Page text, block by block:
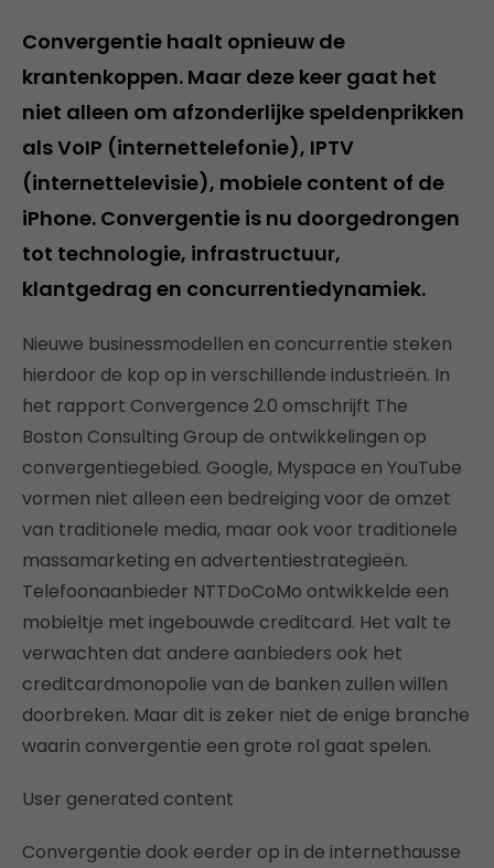
Convergentie haalt opnieuw de
krantenkoppen. Maar deze keer gaat het
niet alleen om afzonderlijke speldenprikken
als VoIP (internettelefonie), IPTV
(internettelevisie), mobiele content of de
iPhone. Convergentie is nu doorgedrongen
tot technologie, infrastructuur,
klantgedrag en concurrentiedynamiek.
Nieuwe businessmodellen en concurrentie steken
hierdoor de kop op in verschillende industrieën. In
het rapport Convergence 2.0 omschrijft The
Boston Consulting Group de ontwikkelingen op
convergentiegebied. Google, Myspace en YouTube
vormen niet alleen een bedreiging voor de omzet
van traditionele media, maar ook voor traditionele
massamarketing en advertentiestrategieën.
Telefoonaanbieder NTTDoCoMo ontwikkelde een
mobieltje met ingebouwde creditcard. Het valt te
verwachten dat andere aanbieders ook het
creditcardmonopolie van de banken zullen willen
doorbreken. Maar dit is zeker niet de enige branche
waarin convergentie een grote rol gaat spelen.
User generated content
Convergentie dook eerder op in de internethausse